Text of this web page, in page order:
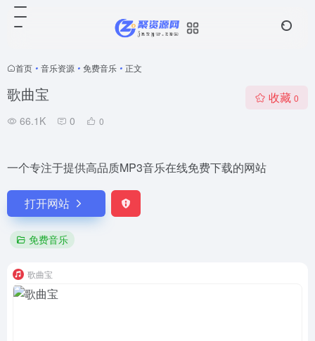
首页 • 音乐资源 • 免费音乐 • 正文
歌曲宝
66.1K 0 0
收藏 0
一个专注于提供高品质MP3音乐在线免费下载的网站
打开网站
免费音乐
歌曲宝